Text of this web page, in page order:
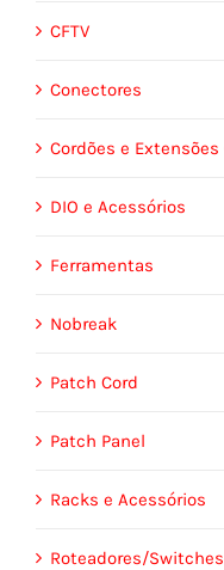
CFTV
Conectores
Cordões e
DIO e Acessórios
Ferramentas
Nobreak
Patch Cord
Patch Panel
Racks e Acessórios
Roteadores/